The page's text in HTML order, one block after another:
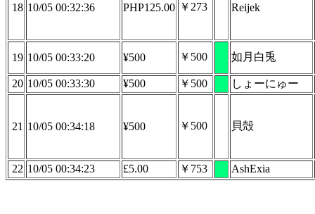
18 10/05 00:32:36 PHP125.00 ￥273 Reijek
19 10/05 00:33:20 ¥500 ￥500 如月白兎
20 10/05 00:33:30 ¥500 ￥500 しょーにゅー
21 10/05 00:34:18 ¥500 ￥500 貝殻
22 10/05 00:34:23 £5.00 ￥753 AshExia